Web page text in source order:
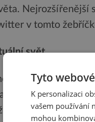
Nejrozšířenější
v tomto
svět
to, co společnost
považuje za
Horizon Worlds.
Tyto
K personalizaci
vašem používání
mohou